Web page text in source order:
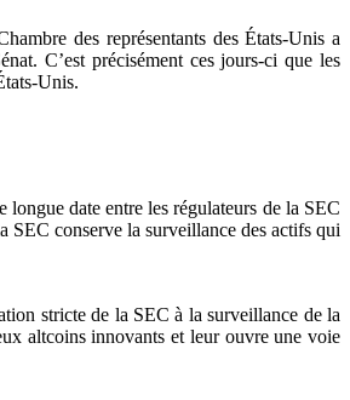
des représentants des États-Unis a
C’est précisément ces jours-ci que les
Unis.
date entre les régulateurs de la SEC
SEC conserve la surveillance des actifs qui
stricte de la SEC à la surveillance de la
altcoins innovants et leur ouvre une voie